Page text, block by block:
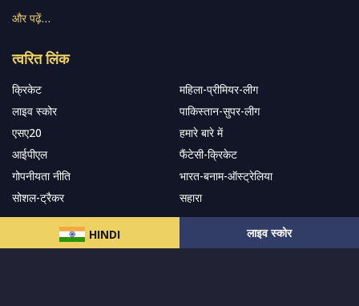
HINDI लाइव स्कोर
और पढ़ें…
त्वरित लिंक
क्रिकेट
महिला-प्रीमियर-लीग
लाइव स्कोर
पाकिस्तान-सुपर-लीग
एसए20
हमारे बारे में
आईपीएल
फैंटेसी-क्रिकेट
गोपनीयता नीति
भारत-बनाम-ऑस्ट्रेलिया
सोशल-ट्रैकर
सहारा
हमारे समाचार पत्र के सदस्य बनें